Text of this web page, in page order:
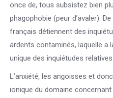
once de, tous subsistez bien
phagophobie (peur d’avaler).
français détiennent des
ardents contaminés, laquelle a
unique des inquiétudes relatives
L’anxiété, les angoisses et
ionique du domaine concernant